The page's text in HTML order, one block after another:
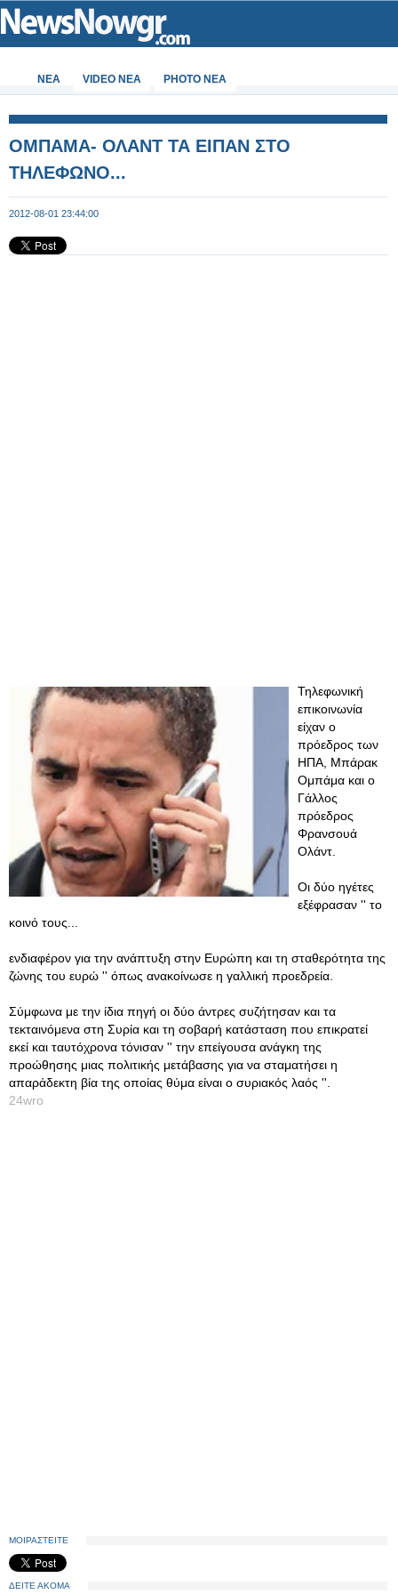
ΝΕΑ VIDEO NEA PHOTO NEA
ΟΜΠΑΜΑ- ΟΛΑΝΤ ΤΑ ΕΙΠΑΝ ΣΤΟ
ΤΗΛΕΦΩΝΟ...
2012-08-01 23:44:00
Τηλεφωνική
επικοινωνία
είχαν ο
πρόεδρος των
ΗΠΑ, Μπάρακ
Ομπάμα και ο
Γάλλος
πρόεδρος
Φρανσουά
Ολάντ.
Οι δύο ηγέτες
εξέφρασαν '' το
κοινό τους...
ενδιαφέρον για την ανάπτυξη στην Ευρώπη και τη σταθερότητα της
ζώνης του ευρώ '' όπως ανακοίνωσε η γαλλική προεδρεία.
Σύμφωνα με την ίδια πηγή οι δύο άντρες συζήτησαν και τα
τεκταινόμενα στη Συρία και τη σοβαρή κατάσταση που επικρατεί
εκεί και ταυτόχρονα τόνισαν '' την επείγουσα ανάγκη της
προώθησης μιας πολιτικής μετάβασης για να σταματήσει η
απαράδεκτη βία της οποίας θύμα είναι ο συριακός λαός ''.
24wro
ΜΟΙΡΑΣΤΕΙΤΕ
ΔΕΙΤΕ ΑΚΟΜΑ